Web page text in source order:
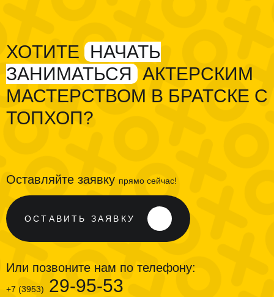
ХОТИТЕ
НАЧАТЬ
ЗАНИМАТЬСЯ АКТЕРСКИМ
МАСТЕРСТВОМ В БРАТСКЕ С
ТОПХОП?
Оставляйте заявку прямо сейчас!
ОСТАВИТЬ ЗАЯВКУ
Или позвоните нам по телефону:
+7 (3953) 29-95-53